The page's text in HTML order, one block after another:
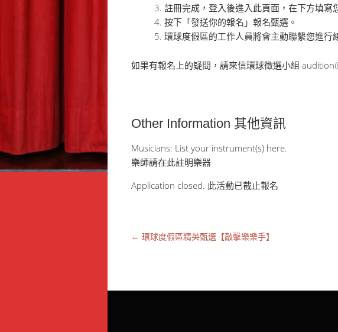
註冊完成，登入後進入此頁面，在下方填
按下「發送你的報名」報名甄選。
環球度假區的工作人員將會主動聯繫您進行
如果有報名上的疑問，請來信環球徵選小組
Other Information 其他資訊
Musicians: List your instrument(s) here.
樂師請在此註明樂器
Application closed. 此活動已截止報名
← 環球度假區精英甄選【敲擊樂樂手】